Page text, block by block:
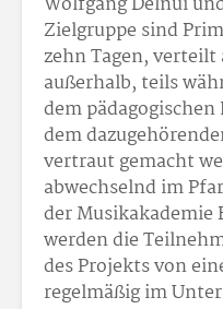
Zielgruppe sind
zehn Tagen,
außerhalb, teils
dem
dem
vertraut gemacht
abwechselnd im
der Musikakademie
werden die
des Projekts von
regelmäßig im